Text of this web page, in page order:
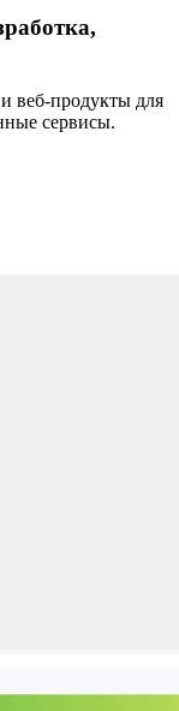
веб-продукты для
сервисы.